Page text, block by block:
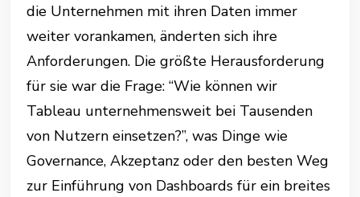
die Unternehmen mit ihren Daten immer
weiter vorankamen, änderten sich ihre
Anforderungen. Die größte Herausforderung
für sie war die Frage: “Wie können wir
Tableau unternehmensweit bei Tausenden
von Nutzern einsetzen?”, was Dinge wie
Governance, Akzeptanz oder den besten Weg
zur Einführung von Dashboards für ein breites